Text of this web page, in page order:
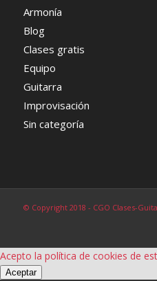
Armonía
Blog
Clases gratis
Equipo
Guitarra
Improvisación
Sin categoría
© Copyright 2018 - CGO Clases-
Acepto la política de cookies de
Aceptar